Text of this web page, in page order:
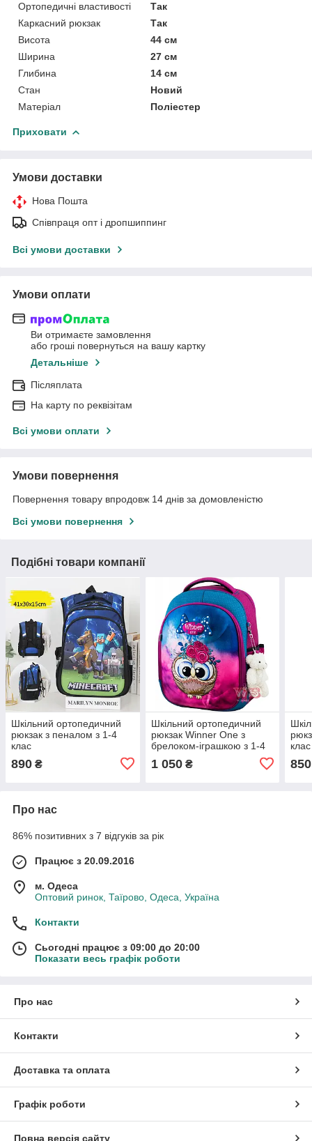
Ортопедичні властивості
Так
Каркасний рюкзак
Так
Висота
44 см
Ширина
27 см
Глибина
14 см
Стан
Новий
Матеріал
Поліестер
Приховати
Умови доставки
Нова Пошта
Співпраця опт і дропшиппинг
Всі умови доставки
Умови оплати
Ви отримаєте замовлення
або гроші повернуться на вашу картку
Детальніше
Післяплата
На карту по реквізітам
Всі умови оплати
Умови повернення
Повернення товару впродовж 14 днів за домовленістю
Всі умови повернення
Подібні товари компанії
Шкільний ортопедичний
рюкзак з пеналом з 1-4
клас
890 ₴
Шкільний ортопедичний
рюкзак Winner One з
брелоком-іграшкою з 1-4
1 050₴
клас
850
Про нас
86% позитивних з 7 відгуків за рік
Працює з 20.09.2016
м. Одеса
Оптовий ринок, Таїрово, Одеса, Україна
Контакти
Сьогодні працює з 09:00 до 20:00
Показати весь графік роботи
Про нас
Контакти
Доставка та оплата
Графік роботи
Повна версія сайту